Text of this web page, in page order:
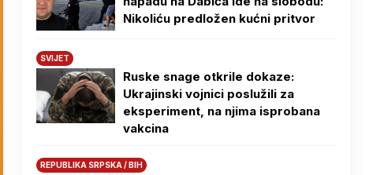
Nikoliću predložen kućni pritvor
SVIJET
Ruske snage otkrile dokaze:
Ukrajinski vojnici poslužili za
eksperiment, na njima isprobana
vakcina
REPUBLIKA SRPSKA / BIH